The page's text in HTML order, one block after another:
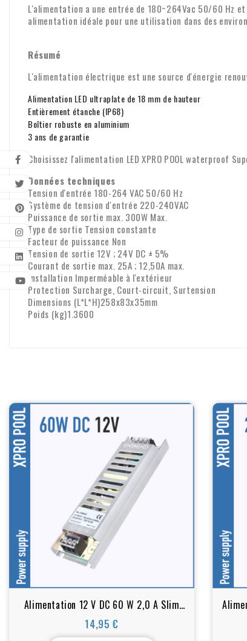
L'alimentation a une entrée de 180~264Vac 50/60 Hz
alimentation idéale pour une utilisation dans des
Résumé
L'alimentation électrique est une source d'énergie
Alimentation LED ultraplate de 18 mm de hauteur
Entièrement étanche (IP68)
Boîtier robuste en aluminium
3 ans de garantie
Choisissez l'alimentation LED XPRO POOL waterproof
Données techniques
Tension d'entrée 180-264 VAC 50/60 Hz
Système de tension d'entrée 220-240VAC
Puissance de sortie max. 300W Max.
Type de sortie Tension constante
Facteur de puissance Non
Tension de sortie 12V ; 24V DC ± 5%
Courant de sortie max. 25A ; 12,50A max.
Installation Imperméable à l'extérieur
Protection Surcharge, Court-circuit, Surtension
Dimensions (L*L*H)258x83x35mm
Poids (kg)1.3600
Alimentation 12 V DC 60 W 2,0 A Slim
Line
14,95 €
Prix